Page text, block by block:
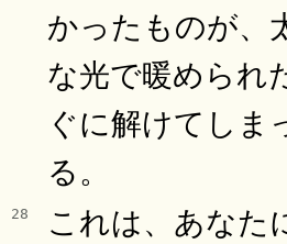
かったものが、
な光で暖められ
ぐに解けてしま
る。
28
これは、あなた